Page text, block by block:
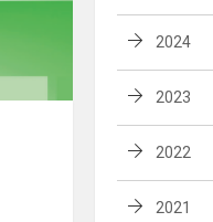
2024
2023
2022
2021